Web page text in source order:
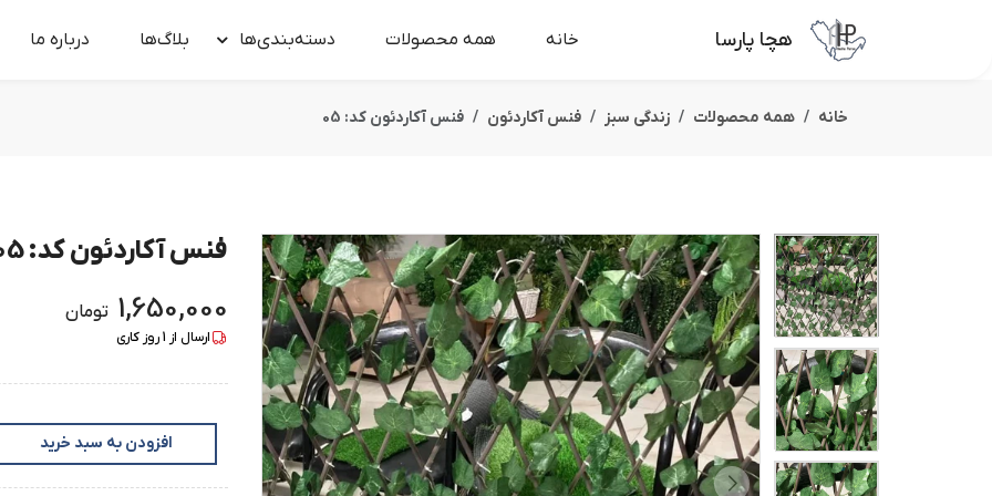
هچا پارسا خانه همه محصولات دسته‌بندی‌ها بلاگ‌ها درباره‌ ما
خانه همه محصولات زندگی سبز فنس آکاردئون فنس آکاردئون کد: 05
فنس آکاردئون کد: 05
1,650,000 تومان
ارسال از 1روز کاری
افزودن به سبد خرید